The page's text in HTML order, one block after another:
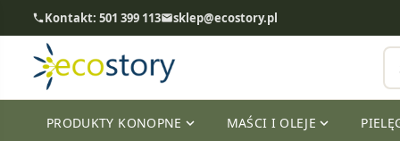
phoneKontakt: 501 399 113emailsklep@ecostory.pl
PRODUKTY KONOPNE expand_more MAŚCI I OLEJE expand_more